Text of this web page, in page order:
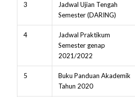
3
Jadwal Ujian Tengah
Semester (DARING)
4
Jadwal Praktikum
Semester genap
2021/2022
5
Buku Panduan Akademik
Tahun 2020